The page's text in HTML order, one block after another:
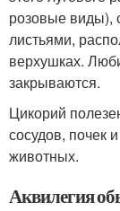
розовые виды),
листьями,
верхушках.
закрываются.
Цикорий
сосудов, почек
животных.
Аквилегия